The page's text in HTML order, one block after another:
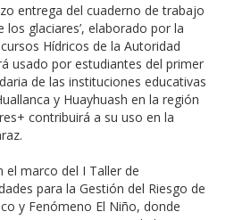
entrega del cuaderno de trabajo
los glaciares’, elaborado por la
Hídricos de la Autoridad
usado por estudiantes del primer
de las instituciones educativas
y Huayhuash en la región
contribuirá a su uso en la
el marco del I Taller de
para la Gestión del Riesgo de
y Fenómeno El Niño, donde